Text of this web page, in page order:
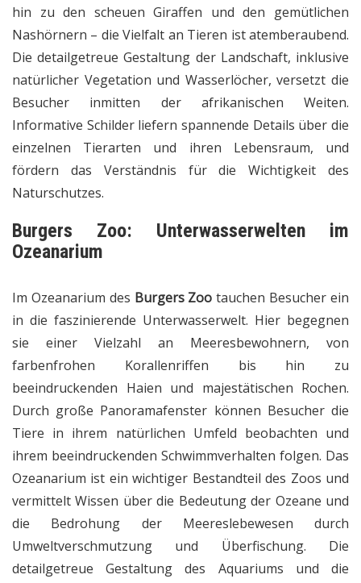
hin zu den scheuen Giraffen und den gemütlichen
Nashörnern – die Vielfalt an Tieren ist atemberaubend.
Die detailgetreue Gestaltung der Landschaft, inklusive
natürlicher Vegetation und Wasserlöcher, versetzt die
Besucher inmitten der afrikanischen Weiten.
Informative Schilder liefern spannende Details über die
einzelnen Tierarten und ihren Lebensraum, und
fördern das Verständnis für die Wichtigkeit des
Naturschutzes.
Burgers Zoo: Unterwasserwelten im
Ozeanarium
Im Ozeanarium des Burgers Zoo tauchen Besucher ein
in die faszinierende Unterwasserwelt. Hier begegnen
sie einer Vielzahl an Meeresbewohnern, von
farbenfrohen Korallenriffen bis hin zu
beeindruckenden Haien und majestätischen Rochen.
Durch große Panoramafenster können Besucher die
Tiere in ihrem natürlichen Umfeld beobachten und
ihrem beeindruckenden Schwimmverhalten folgen. Das
Ozeanarium ist ein wichtiger Bestandteil des Zoos und
vermittelt Wissen über die Bedeutung der Ozeane und
die Bedrohung der Meereslebewesen durch
Umweltverschmutzung und Überfischung. Die
detailgetreue Gestaltung des Aquariums und die